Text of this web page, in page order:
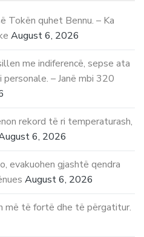
Tokën quhet Bennu. – Ka
August 6, 2026
me indiferencë, sepse ata
– Janë mbi 320
rekord të ri temperaturash,
6, 2026
evakuohen gjashtë qendra
August 6, 2026
më të fortë dhe të përgatitur.